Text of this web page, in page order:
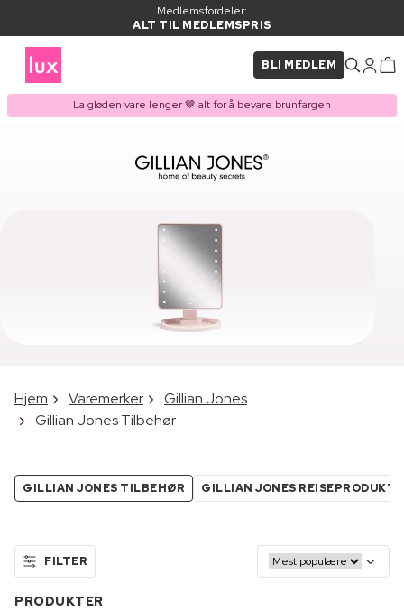
Medlemsfordeler:
ALT TIL MEDLEMSPRIS
BLI MEDLEM
La gløden vare lenger 🤎 alt for å bevare brunfargen
Hjem Varemerker
Gillian Jones
Gillian Jones Tilbehør
GILLIAN JONES TILBEHØR GILLIAN JONES
FILTER
PRODUKTER